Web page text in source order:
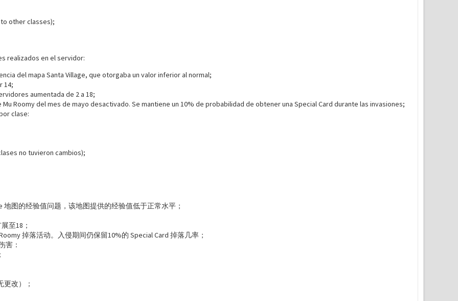
other classes);
realizados en el servidor:
del mapa Santa Village, que otorgaba un valor inferior al normal;
14;
aumentada de 2 a 18;
Roomy del mes de mayo desactivado. Se mantiene un 10% de probabilidad de obtener una Special Card durante las invasiones;
clase:
no tuvieron cambios);
地图的经验值问题，该地图提供的经验值低于正常水平；
至18；
掉落活动。入侵期间仍保留10%的 Special Card 掉落几率；
害：
更改）；